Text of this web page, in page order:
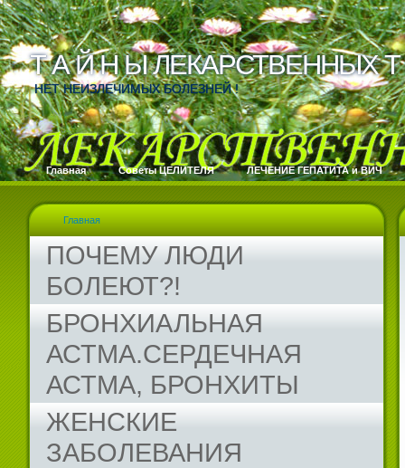
Т А Й Н Ы ЛЕКАРСТВЕННЫХ Т
Т А Й Н Ы ЛЕКАРСТВЕННЫХ Т
НЕТ НЕИЗЛЕЧИМЫХ БОЛЕЗНЕЙ !
Главная Cоветы ЦЕЛИТЕЛЯ ЛЕЧЕНИЕ ГЕПАТИТА и ВИЧ
Главная
ПОЧЕМУ ЛЮДИ
БОЛЕЮТ?!
БРОНХИАЛЬНАЯ
АСТМА.СЕРДЕЧНАЯ
АСТМА, БРОНХИТЫ
ЖЕНСКИЕ
ЗАБОЛЕВАНИЯ